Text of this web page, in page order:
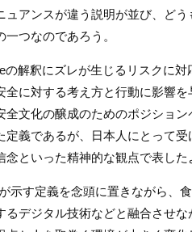
ュアンスが違う説明が並び、ど
つなのであろう。
の解釈にズレが生じるリスクに
全に対する考え方と行動に影響
全文化の醸成のためのポジショ
定義であるが、日本人にとって
念といった精神的な観点で表した
示す定義を念頭に置きながら、
るデジタル技術などと融合させ